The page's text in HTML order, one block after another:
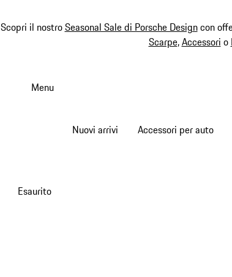
Scopri il nostroSeasonal Sale di Porsche Designcon
Scarpe,Accessori o
Menu
Nuovi arrivi Accessori per auto
Esaurito